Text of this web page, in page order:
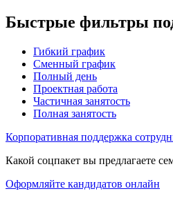
Быстрые фильтры
Гибкий график
Сменный график
Полный день
Проектная работа
Частичная занятость
Полная занятость
Корпоративная поддержка
Какой соцпакет вы предлагаете
Оформляйте кандидатов онлайн